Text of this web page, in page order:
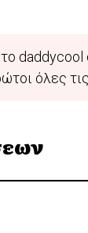
daddycool
όλες